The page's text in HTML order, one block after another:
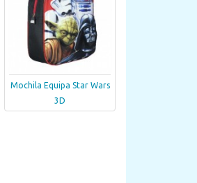
Mochila Equipa Star Wars
3D